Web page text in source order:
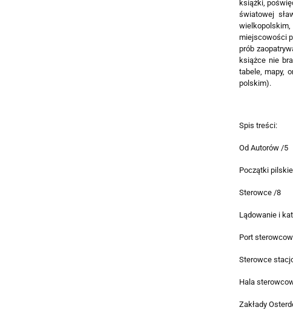
książki,
światowej
miejscowości
prób
książce nie
tabele, mapy,
polskim).
Spis treści:
Od Autorów /5
Początki
Sterowce /8
Lądowanie i
Port
Sterowce
Hala
Zakłady